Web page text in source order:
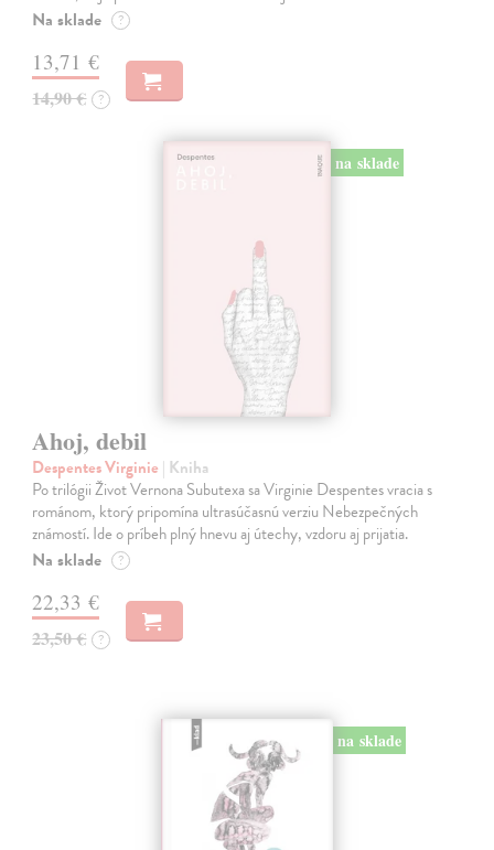
Na sklade ?
13,71 €
14,90 € ?
na sklade
Ahoj, debil
Despentes Virginie | Kniha
Po trilógii Život Vernona Subutexa sa Virginie Despentes vracia s
románom, ktorý pripomína ultrasúčasnú verziu Nebezpečných
známostí. Ide o príbeh plný hnevu aj útechy, vzdoru aj prijatia.
Na sklade ?
22,33 €
23,50 € ?
na sklade